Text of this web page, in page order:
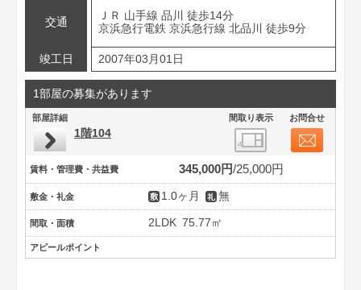
交通
ＪＲ 山手線 品川 徒歩14分
京浜急行電鉄 京浜急行線 北品川 徒歩9分
竣工日 2007年03月01日
1部屋の募集があります
部屋詳細 間取り表示 お問合せ
1階104
賃料・管理費・共益費 345,000円 25,000円
敷金・礼金 1.0ヶ月 無
間取・面積 2LDK 75.77㎡
アピールポイント